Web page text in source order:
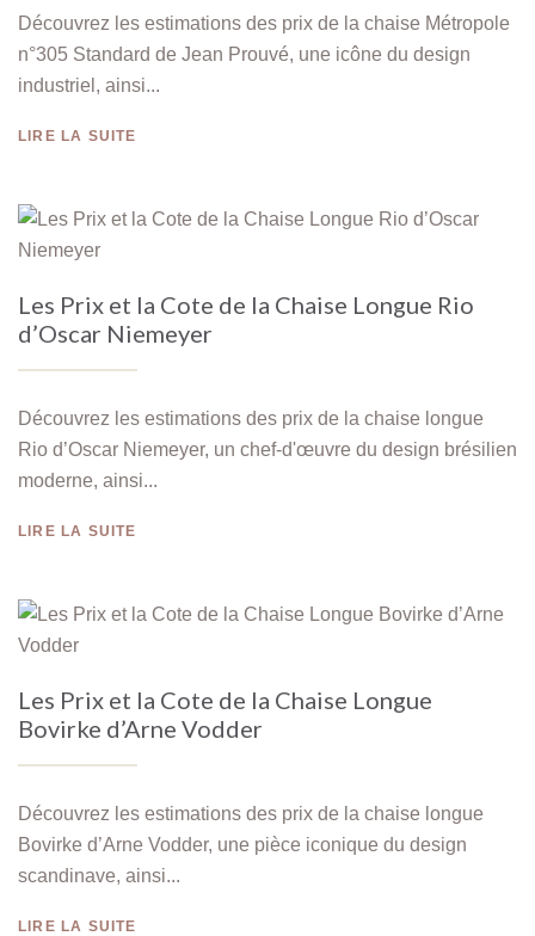
Découvrez les estimations des prix de la chaise Métropole
n°305 Standard de Jean Prouvé, une icône du design
industriel, ainsi...
LIRE LA SUITE
Les Prix et la Cote de la Chaise Longue Rio
d’Oscar Niemeyer
Découvrez les estimations des prix de la chaise longue
Rio d’Oscar Niemeyer, un chef-d'œuvre du design brésilien
moderne, ainsi...
LIRE LA SUITE
Les Prix et la Cote de la Chaise Longue
Bovirke d’Arne Vodder
Découvrez les estimations des prix de la chaise longue
Bovirke d’Arne Vodder, une pièce iconique du design
scandinave, ainsi...
LIRE LA SUITE